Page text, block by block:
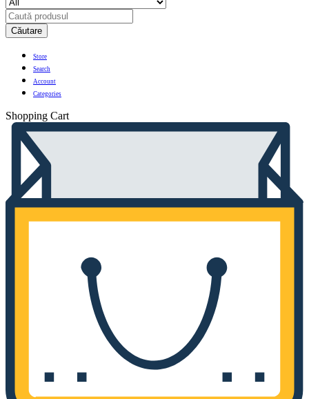
Căutare
Store
Search
Account
Categories
Shopping Cart